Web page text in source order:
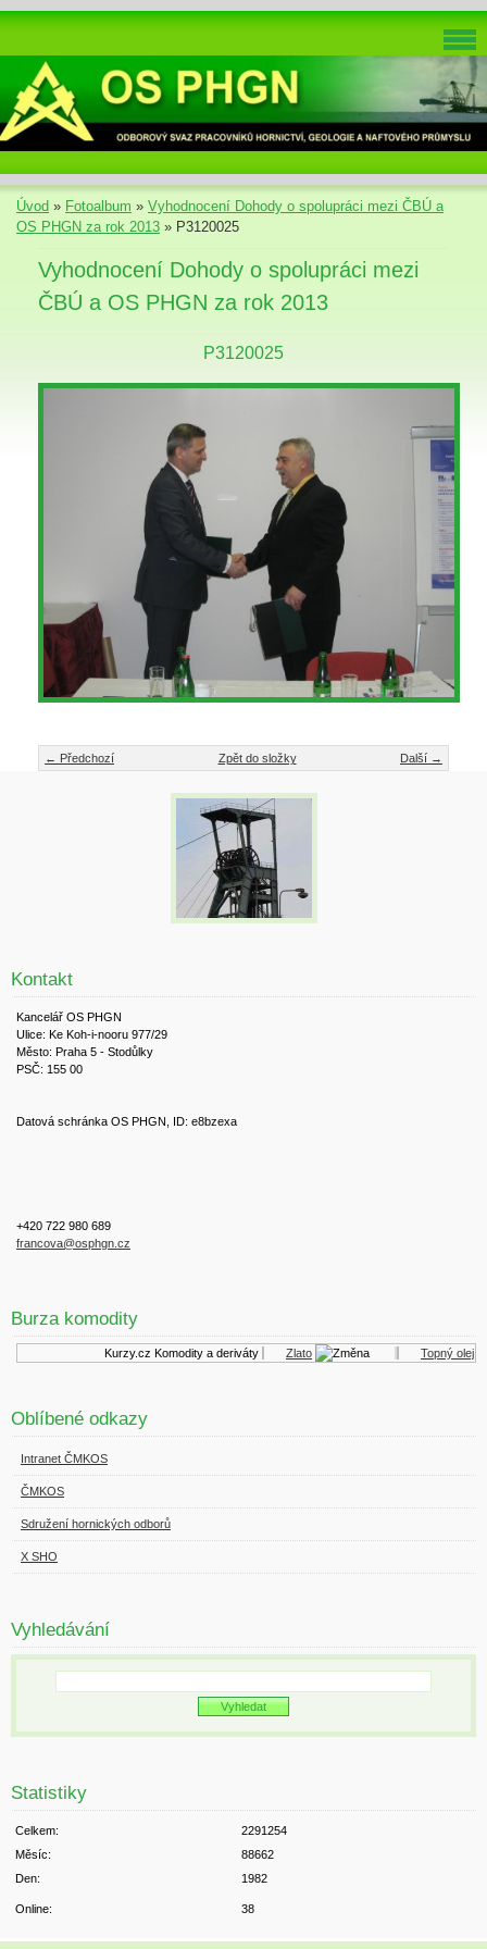
Úvod » Fotoalbum » Vyhodnocení Dohody o spolupráci mezi ČBÚ a
OS PHGN za rok 2013 » P3120025
Vyhodnocení Dohody o spolupráci mezi
ČBÚ a OS PHGN za rok 2013
P3120025
← Předchozí Další →
Zpět do složky
Kontakt
Kancelář OS PHGN
Ulice: Ke Koh-i-nooru 977/29
Město: Praha 5 - Stodůlky
PSČ: 155 00
Datová schránka OS PHGN, ID: e8bzexa
+420 722 980 689
francova@osphgn.cz
Burza komodity
Kurzy.cz Komodity a deriváty Zlato Topný olej
Oblíbené odkazy
Intranet ČMKOS
ČMKOS
Sdružení hornických odborů
X SHO
Vyhledávání
Statistiky
Online: 38
Celkem:
2291254
Měsíc:
88662
Den:
1982